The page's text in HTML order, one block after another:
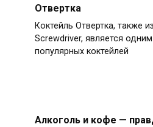
Отвертка
Коктейль Отвертка, также
Screwdriver, является
популярных коктейлей
Алкоголь и кофе —